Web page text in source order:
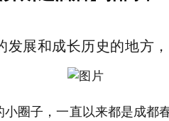
展和成长历史的地方
圈子，一直以来都是成都